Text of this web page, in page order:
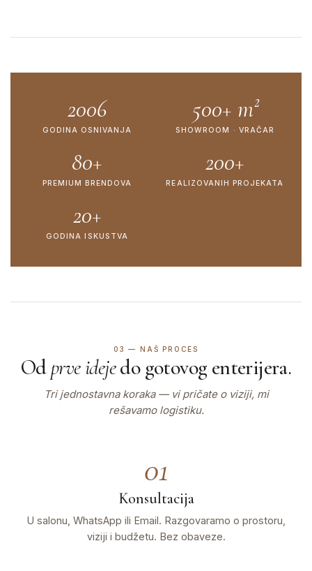
2006
GODINA OSNIVANJA
500+ m²
SHOWROOM · VRAČAR
80+
PREMIUM BRENDOVA
200+
REALIZOVANIH PROJEKATA
20+
GODINA ISKUSTVA
03 — NAŠ PROCES
Odprve idejedo gotovog enterijera.
Tri jednostavna koraka — vi pričate o viziji, mi
rešavamo logistiku.
01
Konsultacija
U salonu, WhatsApp ili Email. Razgovaramo o prostoru,
viziji i budžetu. Bez obaveze.